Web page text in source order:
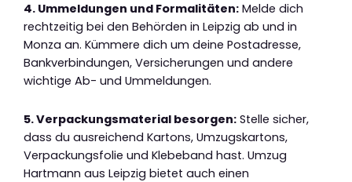
4. Ummeldungen und Formalitäten: Melde dich
rechtzeitig bei den Behörden in Leipzig ab und in
Monza an. Kümmere dich um deine Postadresse,
Bankverbindungen, Versicherungen und andere
wichtige Ab- und Ummeldungen.
5. Verpackungsmaterial besorgen: Stelle sicher,
dass du ausreichend Kartons, Umzugskartons,
Verpackungsfolie und Klebeband hast. Umzug
Hartmann aus Leipzig bietet auch einen